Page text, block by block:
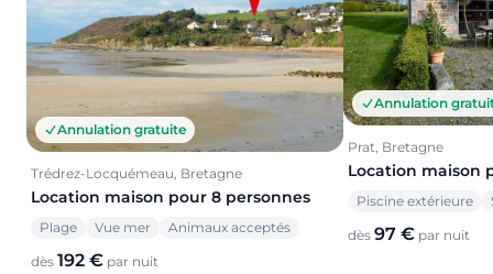
Annulation gratuite
Trédrez-Locquémeau, Bretagne
Location maison pour 8 personnes
Plage Vue mer Animaux acceptés
dès 192 € par nuit
Annulation
Prat, Bretagne
Location maison
Piscine extérieure
dès 97 € par nuit